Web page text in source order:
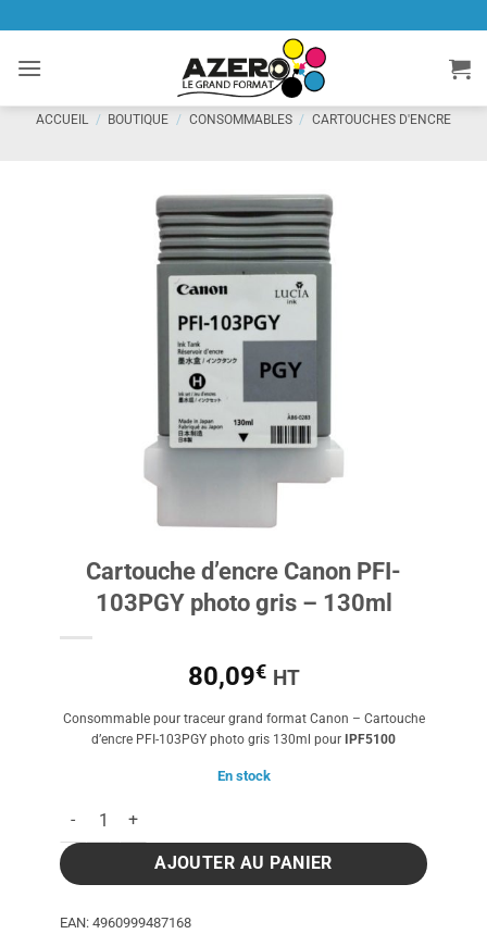
contenu
ACCUEIL / BOUTIQUE / CONSOMMABLES / CARTOUCHES D'ENCRE
Cartouche d’encre Canon PFI-
103PGY photo gris – 130ml
80,09€ HT
Consommable pour traceur grand format Canon – Cartouche
d’encre PFI-103PGY photo gris 130ml pour IPF5100
En stock
quantité de Cartouche d'encre Canon PFI-103PGY photo gris
AJOUTER AU PANIER
EAN: 4960999487168